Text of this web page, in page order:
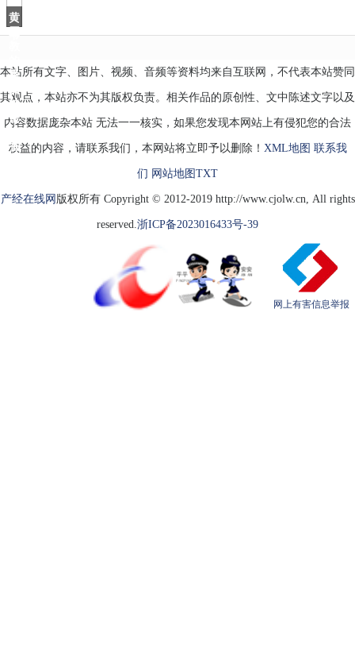
海
爷
黄
番
茄
炒
蛋
香
本站所有文字、图片、视频、音频等资料均来自互联网，不代表本站赞同
其观点，本站亦不为其版权负责。相关作品的原创性、文中陈述文字以及
内容数据庞杂本站 无法一一核实，如果您发现本网站上有侵犯您的合法
权益的内容，请联系我们，本网站将立即予以删除！ XML地图 联系我
们 网站地图 TXT
产经在线网 版权所有 Copyright © 2012-2019 http://www.cjolw.cn, All rights
reserved.浙ICP备2023016433号-39
网上有害信息举报